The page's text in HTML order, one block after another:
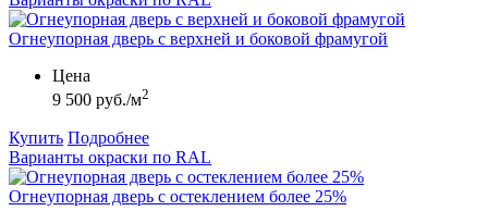
Огнеупорная дверь с верхней и боковой фрамугой
Цена
9 500 руб./м2
Купить Подробнее
Варианты окраски по RAL
Огнеупорная дверь с остеклением более 25%